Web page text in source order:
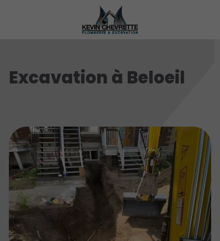
Excavation à Beloeil